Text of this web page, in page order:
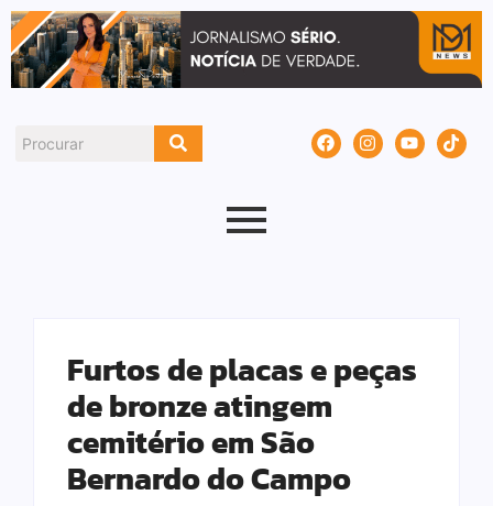
Furtos de placas e peças
de bronze atingem
cemitério em São
Bernardo do Campo